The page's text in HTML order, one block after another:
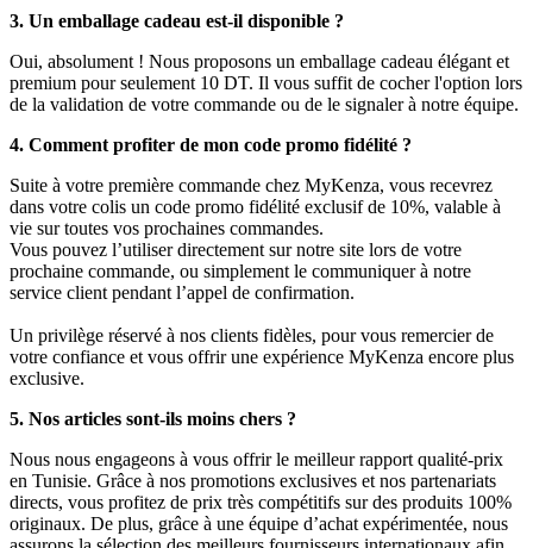
3. Un emballage cadeau est-il disponible ?
Oui, absolument ! Nous proposons un emballage cadeau élégant et
premium pour seulement 10 DT. Il vous suffit de cocher l'option lors
de la validation de votre commande ou de le signaler à notre équipe.
4. Comment profiter de mon code promo fidélité ?
Suite à votre première commande chez MyKenza, vous recevrez
dans votre colis un code promo fidélité exclusif de 10%, valable à
vie sur toutes vos prochaines commandes.
Vous pouvez l’utiliser directement sur notre site lors de votre
prochaine commande, ou simplement le communiquer à notre
service client pendant l’appel de confirmation.
Un privilège réservé à nos clients fidèles, pour vous remercier de
votre confiance et vous offrir une expérience MyKenza encore plus
exclusive.
5. Nos articles sont-ils moins chers ?
Nous nous engageons à vous offrir le meilleur rapport qualité-prix
en Tunisie. Grâce à nos promotions exclusives et nos partenariats
directs, vous profitez de prix très compétitifs sur des produits 100%
originaux. De plus, grâce à une équipe d’achat expérimentée, nous